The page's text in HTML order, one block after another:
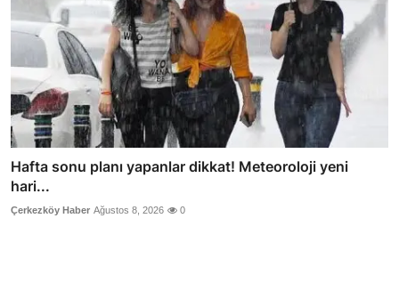
Hafta sonu planı yapanlar dikkat! Meteoroloji yeni
hari...
Çerkezköy Haber Ağustos 8, 2026 0